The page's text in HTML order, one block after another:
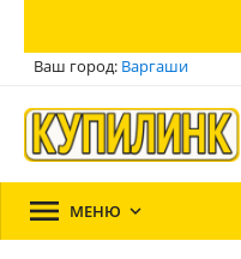
Ваш город: Варгаши
 МЕНЮ 